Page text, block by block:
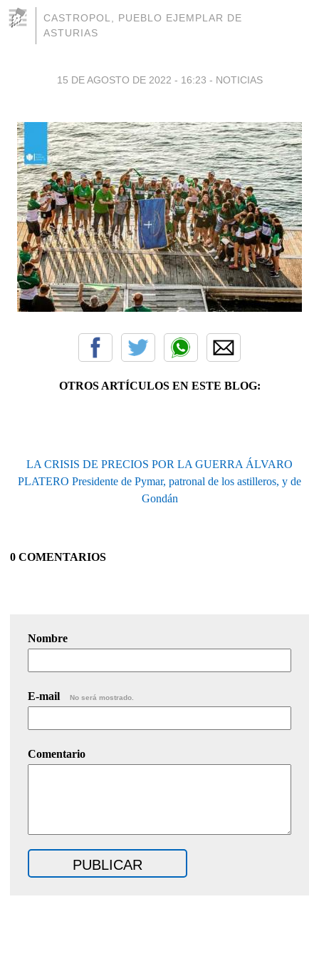
CASTROPOL, PUEBLO EJEMPLAR DE
ASTURIAS
15 DE AGOSTO DE 2022 - 16:23 - NOTICIAS
OTROS ARTÍCULOS EN ESTE BLOG:
LA CRISIS DE PRECIOS POR LA GUERRA ÁLVARO
PLATERO Presidente de Pymar, patronal de los astilleros, y de
Gondán
0 COMENTARIOS
Nombre
E-mail No será mostrado.
Comentario